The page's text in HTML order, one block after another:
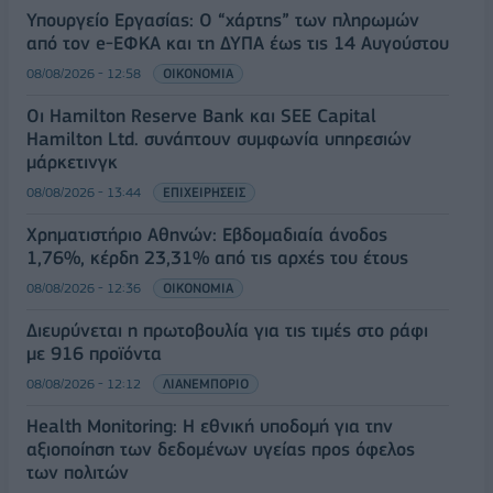
Υπουργείο Εργασίας: Ο “χάρτης” των πληρωμών
από τον e-ΕΦΚΑ και τη ΔΥΠΑ έως τις 14 Αυγούστου
08/08/2026 - 12:58 ΟΙΚΟΝΟΜΙΑ
Οι Hamilton Reserve Bank και SEE Capital
Hamilton Ltd. συνάπτουν συμφωνία υπηρεσιών
μάρκετινγκ
08/08/2026 - 13:44 ΕΠΙΧΕΙΡΗΣΕΙΣ
Χρηματιστήριο Αθηνών: Εβδομαδιαία άνοδος
1,76%, κέρδη 23,31% από τις αρχές του έτους
08/08/2026 - 12:36 ΟΙΚΟΝΟΜΙΑ
Διευρύνεται η πρωτοβουλία για τις τιμές στο ράφι
με 916 προϊόντα
08/08/2026 - 12:12 ΛΙΑΝΕΜΠΟΡΙΟ
Health Monitoring: Η εθνική υποδομή για την
αξιοποίηση των δεδομένων υγείας προς όφελος
των πολιτών